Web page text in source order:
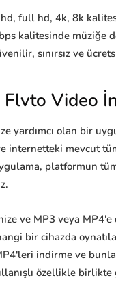
full hd, 4k, 8k
kalitesinde müziğe
sınırsız ve
Flvto Video
yardımcı olan bir
internetteki mevcut
platformun
ve MP3 veya
bir cihazda
indirme ve
özellikle birlikte